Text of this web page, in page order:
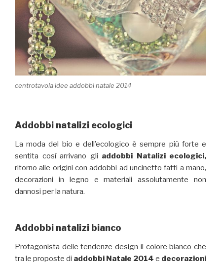
centrotavola idee addobbi natale 2014
Addobbi natalizi ecologici
La moda del bio e dell’ecologico è sempre più forte e
sentita così arrivano gli addobbi Natalizi ecologici,
ritorno alle origini con addobbi ad uncinetto fatti a mano,
decorazioni in legno e materiali assolutamente non
dannosi per la natura.
Addobbi natalizi bianco
Protagonista delle tendenze design il colore bianco che
tra le proposte di addobbi Natale 2014 e decorazioni